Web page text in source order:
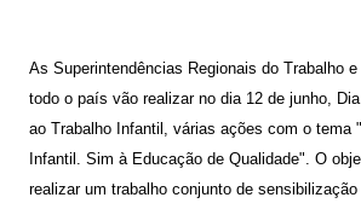
As Superintendências Regionais do Trabalho
todo o país vão realizar no dia 12 de junho,
ao Trabalho Infantil, várias ações com o tema
Infantil. Sim à Educação de Qualidade". O
realizar um trabalho conjunto de